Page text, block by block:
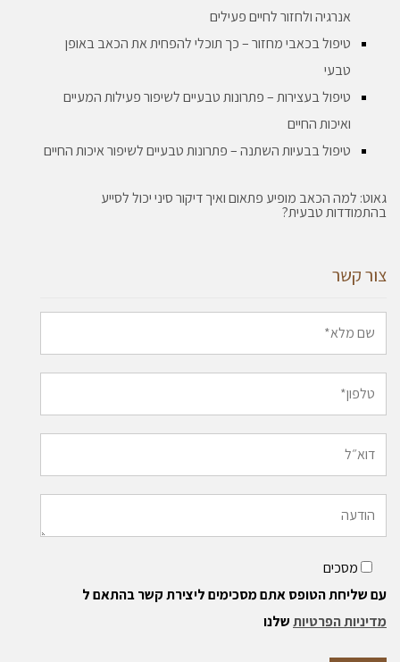
אנרגיה ולחזור לחיים פעילים
טיפול בכאבי מחזור – כך תוכלי להפחית את הכאב באופן
טבעי
טיפול בעצירות – פתרונות טבעיים לשיפור פעילות המעיים
ואיכות החיים
טיפול בבעיות השתנה – פתרונות טבעיים לשיפור איכות החיים
גאוט: למה הכאב מופיע פתאום ואיך דיקור סיני יכול לסייע
בהתמודדות טבעית?
צור קשר
מסכים
עם שליחת הטופס אתם מסכימים ליצירת קשר בהתאם ל
מדיניות הפרטיותשלנו